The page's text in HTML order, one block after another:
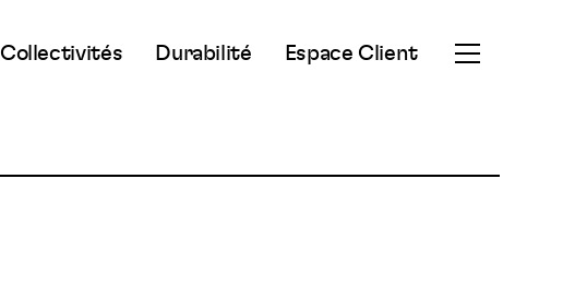
Collectivités Durabilité Espace Client
Ouvrir